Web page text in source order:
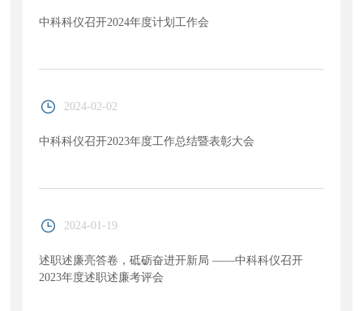
中科科仪召开2024年度计划工作会
2024-02-02
中科科仪召开2023年度工作总结暨表彰大会
2024-01-19
述职述廉亮答卷，砥砺奋进开新局 ——中科科仪召开
2023年度述职述廉考评会